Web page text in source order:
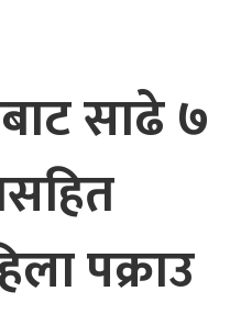
साढे ७
पक्राउ